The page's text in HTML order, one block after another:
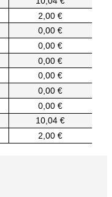
2,00 €
0,00 €
0,00 €
0,00 €
0,00 €
0,00 €
0,00 €
10,04 €
2,00 €